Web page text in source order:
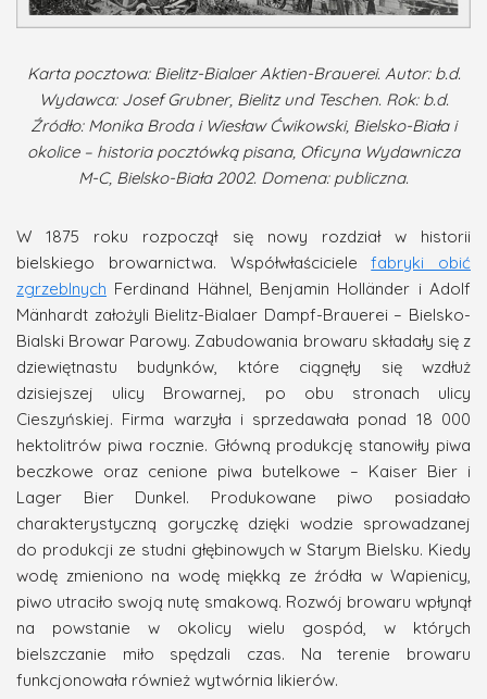
Karta pocztowa: Bielitz-Bialaer Aktien-Brauerei. Autor: b.d.
Wydawca: Josef Grubner, Bielitz und Teschen. Rok: b.d.
Źródło: Monika Broda i Wiesław Ćwikowski, Bielsko-Biała i
okolice – historia pocztówką pisana, Oficyna Wydawnicza
M-C, Bielsko-Biała 2002. Domena: publiczna.
W 1875 roku rozpoczął się nowy rozdział w historii
bielskiego browarnictwa. Współwłaścicielefabryki obić
zgrzeblnych Ferdinand Hähnel, Benjamin Holländer i Adolf
Mänhardt założyli Bielitz-Bialaer Dampf-Brauerei – Bielsko-
Bialski Browar Parowy. Zabudowania browaru składały się z
dziewiętnastu budynków, które ciągnęły się wzdłuż
dzisiejszej ulicy Browarnej, po obu stronach ulicy
Cieszyńskiej. Firma warzyła i sprzedawała ponad 18 000
hektolitrów piwa rocznie. Główną produkcję stanowiły piwa
beczkowe oraz cenione piwa butelkowe – Kaiser Bier i
Lager Bier Dunkel. Produkowane piwo posiadało
charakterystyczną goryczkę dzięki wodzie sprowadzanej
do produkcji ze studni głębinowych w Starym Bielsku. Kiedy
wodę zmieniono na wodę miękką ze źródła w Wapienicy,
piwo utraciło swoją nutę smakową. Rozwój browaru wpłynął
na powstanie w okolicy wielu gospód, w których
bielszczanie miło spędzali czas. Na terenie browaru
funkcjonowała również wytwórnia likierów.